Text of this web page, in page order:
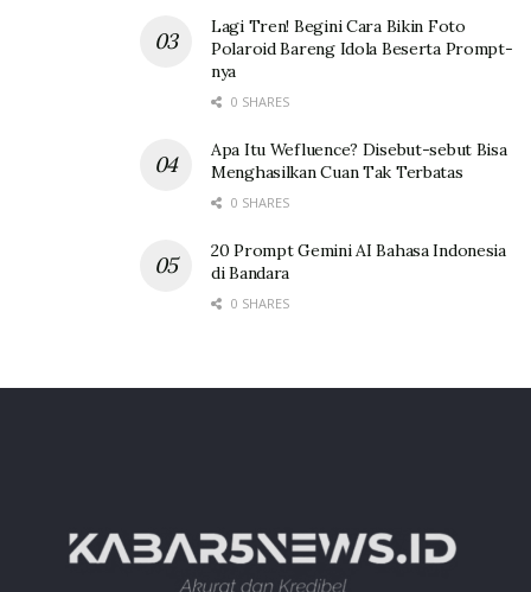
Lagi Tren! Begini Cara Bikin Foto
Polaroid Bareng Idola Beserta Prompt-
nya
0 SHARES
Apa Itu Wefluence? Disebut-sebut Bisa
Menghasilkan Cuan Tak Terbatas
0 SHARES
20 Prompt Gemini AI Bahasa Indonesia
di Bandara
0 SHARES